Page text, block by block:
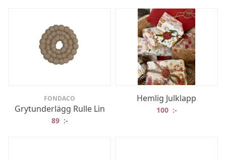
FONDACO
Grytunderlägg Rulle Lin
89 :-
Hemlig Julklapp
100 :-